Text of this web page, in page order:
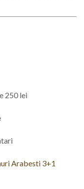
250 lei
Arabesti 3+1